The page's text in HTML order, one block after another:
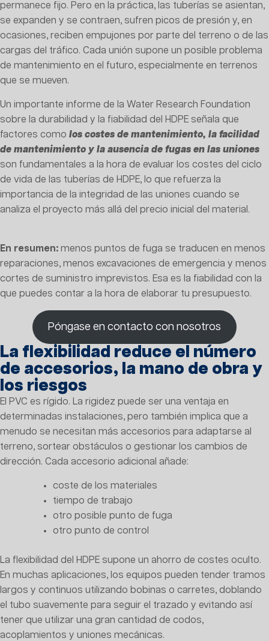
permanece fijo. Pero en la práctica, las tuberías se asientan,
se expanden y se contraen, sufren picos de presión y, en
ocasiones, reciben empujones por parte del terreno o de las
cargas del tráfico. Cada unión supone un posible problema
de mantenimiento en el futuro, especialmente en terrenos
que se mueven.
Un importante informe de la Water Research Foundation
sobre la durabilidad y la fiabilidad del HDPE señala que
factores como los costes de mantenimiento, la facilidad
de mantenimiento y la ausencia de fugas en las uniones
son fundamentales a la hora de evaluar los costes del ciclo
de vida de las tuberías de HDPE, lo que refuerza la
importancia de la integridad de las uniones cuando se
analiza el proyecto más allá del precio inicial del material.
En resumen: menos puntos de fuga se traducen en menos
reparaciones, menos excavaciones de emergencia y menos
cortes de suministro imprevistos. Esa es la fiabilidad con la
que puedes contar a la hora de elaborar tu presupuesto.
Póngase en contacto con nosotros
La flexibilidad reduce el número
de accesorios, la mano de obra y
los riesgos
El PVC es rígido. La rigidez puede ser una ventaja en
determinadas instalaciones, pero también implica que a
menudo se necesitan más accesorios para adaptarse al
terreno, sortear obstáculos o gestionar los cambios de
dirección. Cada accesorio adicional añade:
coste de los materiales
tiempo de trabajo
otro posible punto de fuga
otro punto de control
La flexibilidad del HDPE supone un ahorro de costes oculto.
En muchas aplicaciones, los equipos pueden tender tramos
largos y continuos utilizando bobinas o carretes, doblando
el tubo suavemente para seguir el trazado y evitando así
tener que utilizar una gran cantidad de codos,
acoplamientos y uniones mecánicas.